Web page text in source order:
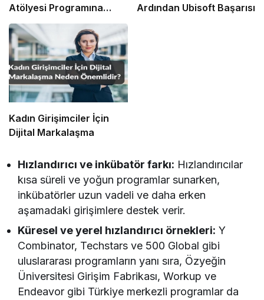
Atölyesi Programına
Konuk Oldu
Ardından Ubisoft Başarısı
Kadın Girişimciler İçin
Dijital Markalaşma
Hızlandırıcı ve inkübatör farkı: Hızlandırıcılar
kısa süreli ve yoğun programlar sunarken,
inkübatörler uzun vadeli ve daha erken
aşamadaki girişimlere destek verir.
Küresel ve yerel hızlandırıcı örnekleri: Y
Combinator, Techstars ve 500 Global gibi
uluslararası programların yanı sıra, Özyeğin
Üniversitesi Girişim Fabrikası, Workup ve
Endeavor gibi Türkiye merkezli programlar da